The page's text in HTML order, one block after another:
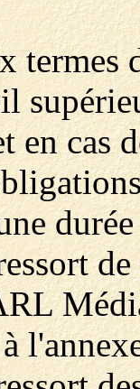
en cas